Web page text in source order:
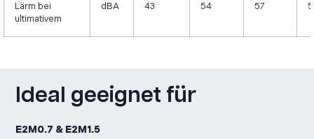
Lärm bei
ultimativem
dBA 43 54 57
Ideal geeignet für
E2M0.7 & E2M1.5